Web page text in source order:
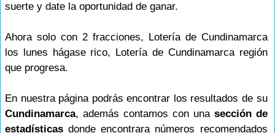
suerte y date la oportunidad de ganar.
Ahora solo con 2 fracciones, Lotería de Cundinamarca
los lunes hágase rico, Lotería de Cundinamarca región
que progresa.
En nuestra página podrás encontrar los resultados de su
Cundinamarca, además contamos con una sección de
estadísticas donde encontrara números recomendados